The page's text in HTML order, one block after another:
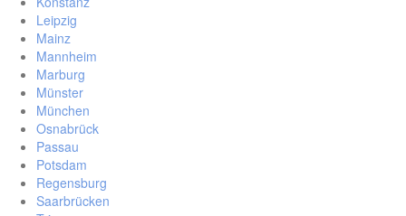
Leipzig
Mainz
Mannheim
Marburg
Münster
München
Osnabrück
Passau
Potsdam
Regensburg
Saarbrücken